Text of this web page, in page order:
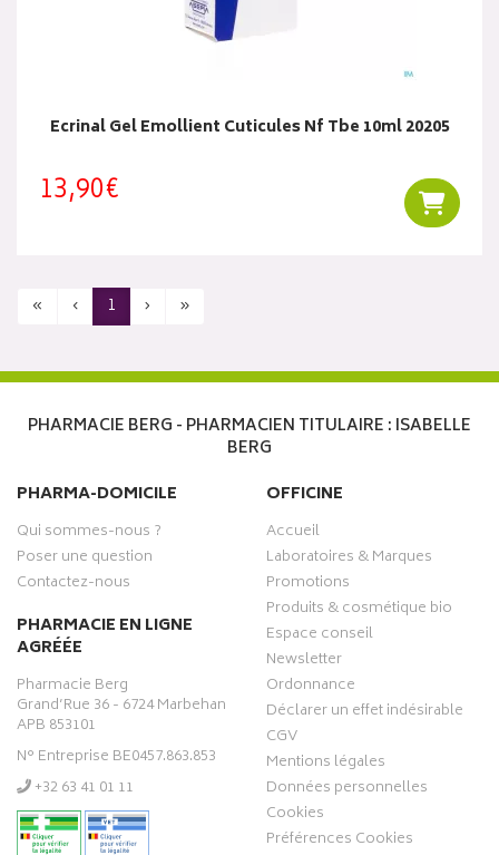
Ecrinal Gel Emollient Cuticules Nf Tbe 10ml 20205
13,90€
« ‹ 1 › »
PHARMACIE BERG - PHARMACIEN TITULAIRE : ISABELLE
BERG
PHARMA-DOMICILE
Qui sommes-nous ?
Poser une question
Contactez-nous
PHARMACIE EN LIGNE
AGRÉÉE
Pharmacie Berg
Grand’Rue 36 - 6724 Marbehan
APB 853101
N° Entreprise BE0457.863.853
‭+32 63 41 01 11‬
OFFICINE
Accueil
Laboratoires & Marques
Promotions
Produits & cosmétique bio
Espace conseil
Newsletter
Ordonnance
Déclarer un effet indésirable
CGV
Mentions légales
Données personnelles
Cookies
Préférences Cookies